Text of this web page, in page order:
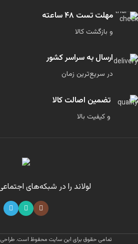
مهلت تست ۴۸ ساعته
و بازگشت کالا
ارسال به سراسر کشور
در سریع‌ترین زمان
تضمین اصالت کالا
و کیفیت بالا
لولاند را در شبکه‌های
تمامی حقوق برای این سایت محفوظ است.